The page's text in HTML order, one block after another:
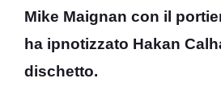
Mike Maignan con il
ha ipnotizzato Hakan
dischetto.